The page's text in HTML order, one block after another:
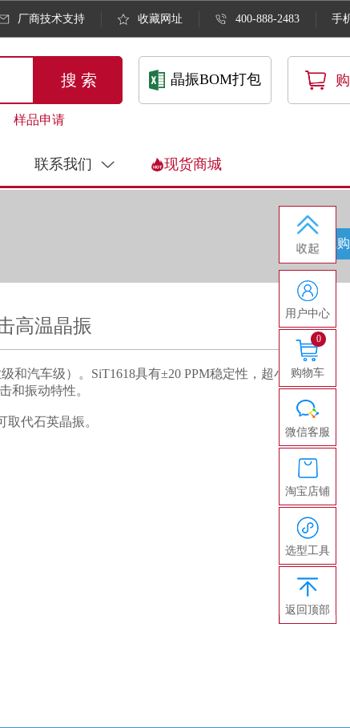
厂商技术支持 收藏网址 400-888-2483 手
搜 索 晶振BOM打包
样品申请
联系我们 现货商城
商城
高温晶振
汽车级）。SiT1618具有±20 PPM稳定性，超小
和振动特性。
代石英晶振。
用户中心
0
购物车
微信客服
淘宝店铺
选型工具
返回顶部